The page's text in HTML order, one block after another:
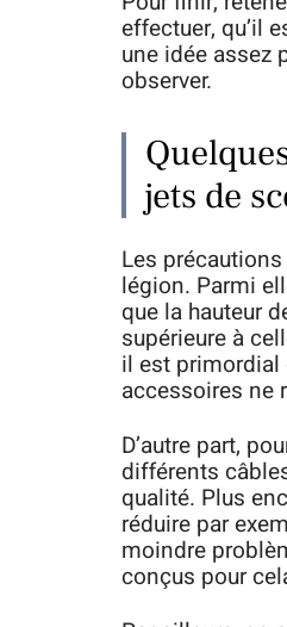
effectuer, qu’il
une idée assez
observer.
jets de
Les
légion. Parmi
que la hauteur
supérieure à
il est primordial
accessoires ne
D’autre part,
différents
qualité. Plus
réduire par
moindre
conçus pour